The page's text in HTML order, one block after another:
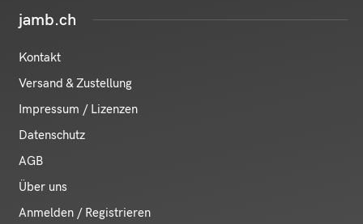
jamb.ch
Kontakt
Versand & Zustellung
Impressum / Lizenzen
Datenschutz
AGB
Über uns
Anmelden / Registrieren